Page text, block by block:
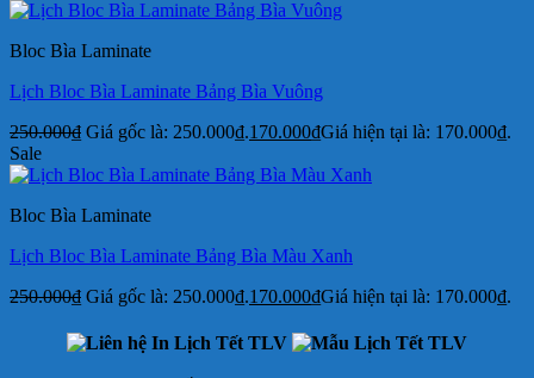
Bloc Bìa Laminate
Lịch Bloc Bìa Laminate Bảng Bìa Vuông
250.000₫ Giá gốc là: 250.000₫.170.000₫Giá hiện tại là: 170.000₫.
Sale
Bloc Bìa Laminate
Lịch Bloc Bìa Laminate Bảng Bìa Màu Xanh
250.000₫ Giá gốc là: 250.000₫.170.000₫Giá hiện tại là: 170.000₫.